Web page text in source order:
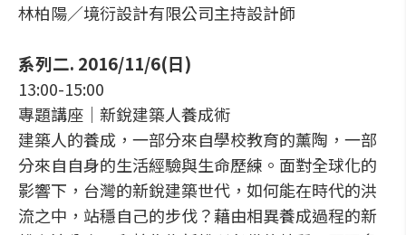
林柏陽／境衍設計有限公司主持設計師
系列二. 2016/11/6(日)
13:00-15:00
專題講座│新銳建築人養成術
建築人的養成，一部分來自學校教育的薰陶，一部
分來自自身的生活經驗與生命歷練。面對全球化的
影響下，台灣的新銳建築世代，如何能在時代的洪
流之中，站穩自己的步伐？藉由相異養成過程的新